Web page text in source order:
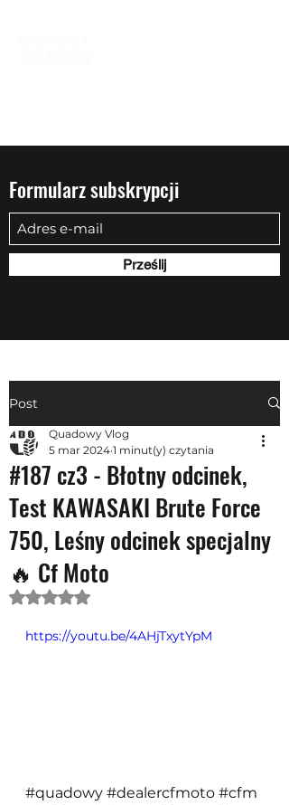
Formularz subskrypcji
Prześlij
Post
#187 cz3 - Błotny odcinek,
Test KAWASAKI Brute Force
750, Leśny odcinek specjalny
🔥 Cf Moto
Quadowy Vlog
5 mar 2024 1 minut(y) czytania
Oceniono na NaN z 5 gwiazdek.
https://youtu.be/4AHjTxytYpM
#quadowy #dealercfmoto #cfm